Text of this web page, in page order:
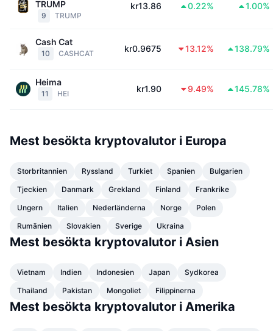
Trendande
Nytt
Politik
Teknik
NFT
Krypto-ETF:er
Bitcoin ETF:er
RSI
MACD
Derivat
Översikt
Finansieringsräntor
CMC MCP
x402
Nyheter
Akademi
Videor
Ordlista
Kampanjer
Airdrops
Lär dig och tjäna
TRUMP
9 TRUMP
kr13.86 0.22% 1.00%
Cash Cat
10 CASHCAT kr0.9675 13.12% 138.79%
Heima
11 HEI kr1.90 9.49% 145.78%
Mest besökta kryptovalutor i Europa
Storbritannien Ryssland Turkiet Spanien
Bulgarien
Tjeckien
Danmark Grekland Finland
Frankrike
Ungern
Italien Nederländerna Norge
Polen
Rumänien
Slovakien Sverige Ukraina
Mest besökta kryptovalutor i Asien
Vietnam Indien Indonesien Japan
Sydkorea
Thailand
Pakistan Mongoliet Filippinerna
Mest besökta kryptovalutor i Amerika